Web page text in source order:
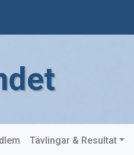
Tävlingar & Resultat